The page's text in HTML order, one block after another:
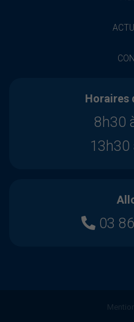
Horaires
8h30
13h30
03